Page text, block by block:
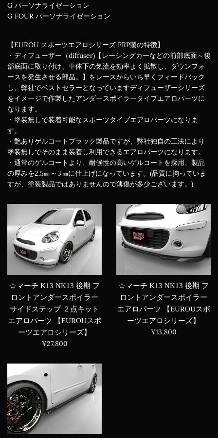
G パーソナライゼーション
G FOUR パーソナライゼーション
【EUROU スポーツエアロシリーズ FRP製の特徴】
・ディフューザー（diffuser)【レーシングカーなどの前部底面～後
部底面に取り付け、車体下の気流を効率よく拡散し、ダウンフォ
ースを発生させる部品。】をレースからいち早くフィードバック
し、弊社でベストセラーとなっていますディフューザーシリーズ
をイメージで作製したアンダースポイラータイプエアロパーツに
なります。
・塗装無しで装着可能なスポーツタイプエアロパーツになりま
す。
・艶ありゲルコートブラック製品ですが、弊社独自の工法により
塗装無しでそのまま装着し利用できるエアロパーツになります。
・通常のゲルコートより、耐候性の高いゲルコートを採用、製品
の厚みを2.5㎜～3㎜に仕上げになっています。(品質に拘っていま
すが、塗装製品ではありませんので薄傷が多少ございます。)
☆マーチ K13 NK13 後期 フ
ロントアンダースポイラー
サイドステップ ２点キット
エアロパーツ 【EUROUスポ
ーツエアロシリーズ】
通
価
格
¥27,800
☆マーチ K13 NK13 後期 フ
ロントアンダースポイラー
エアロパーツ 【EUROUスポ
ーツエアロシリーズ】
通
¥13,800